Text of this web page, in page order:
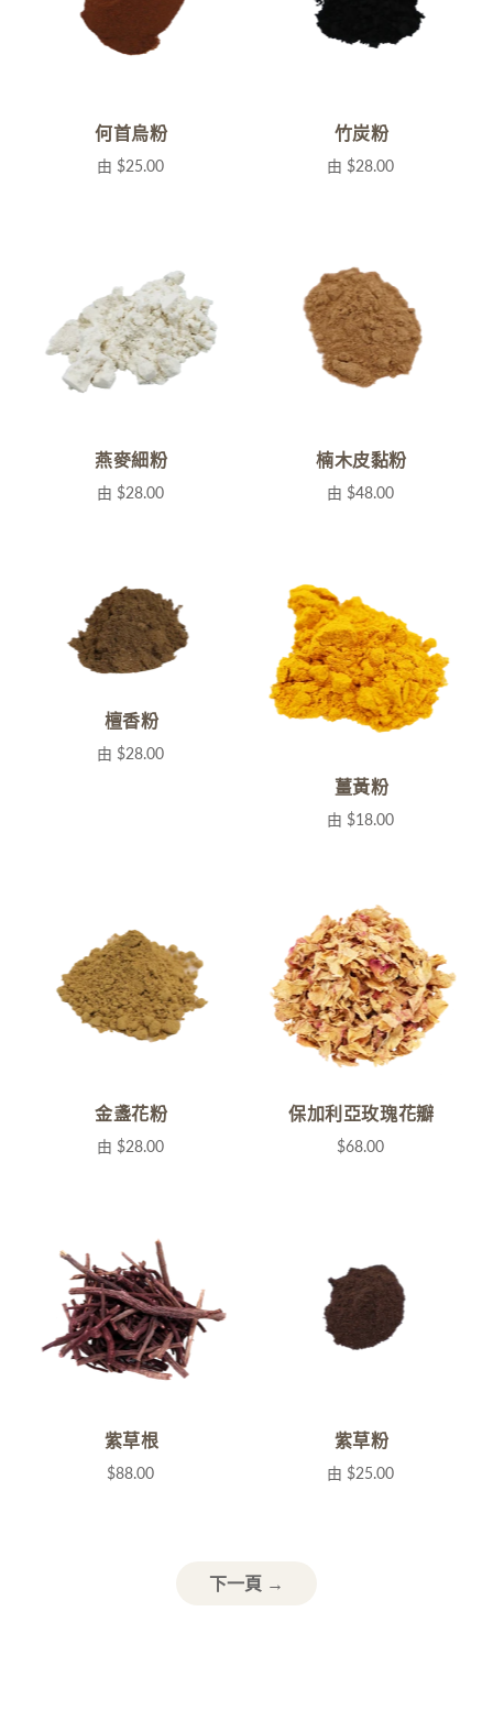
何首烏粉
由 $25.00
竹炭粉
由 $28.00
燕麥細粉
由 $28.00
楠木皮黏粉
由 $48.00
檀香粉
由 $28.00
薑黃粉
由 $18.00
金盞花粉
由 $28.00
保加利亞玫瑰花瓣
$68.00
紫草根
$88.00
紫草粉
由 $25.00
下一頁 →